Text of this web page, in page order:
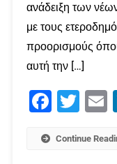
ανάδειξη των
με τους
προορισμούς
αυτή την […]
Facebook
Twitter
Continue